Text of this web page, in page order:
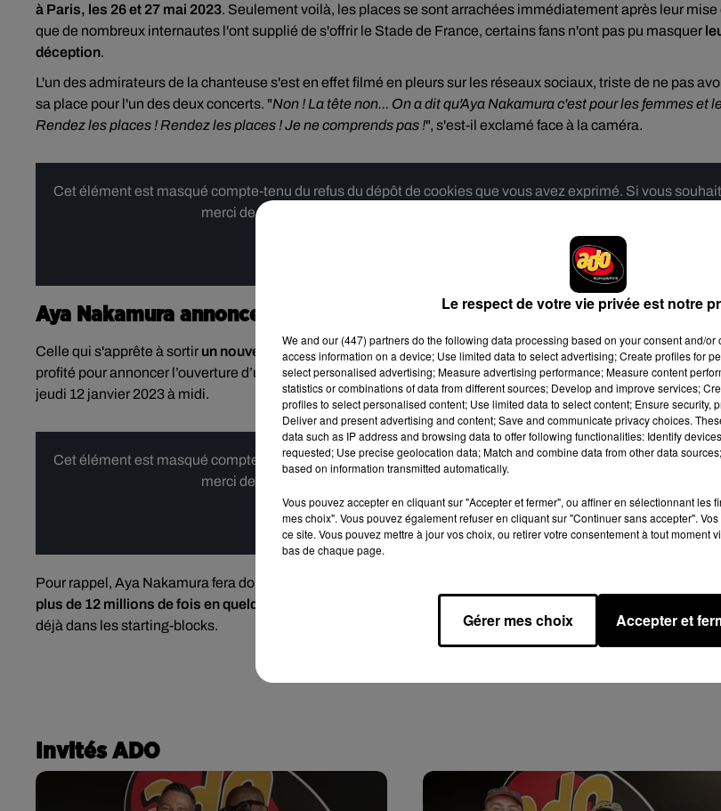
à Paris, les 26 et 27 mai 2023. Seulement voilà, les places se sont arrachées immédiatement après leur mise
que de nombreux internautes l'ont supplié de s'offrir le Stade de France, certains fans n'ont pas pu masquer
déception.
L'un des admirateurs de la chanteuse s'est en effet filmé en pleurs sur les réseaux sociaux, triste de ne pas
sa place pour l'un des deux concerts. "Non ! La tête non... On a dit qu'Aya Nakamura c'est pour les femmes et
Rendez les places ! Rendez les places ! Je ne comprends pas !", s'est-il exclamé face à la caméra.
Cet élément est masqué compte-tenu du refus du dépôt de cookies que vous avez exprimé. Si vous
merci de nous donner votre accord en cliquant sur le bouton ci-dessous.
Aya Nakamura annonce un troisième concert
Celle qui s'apprête à sortir un nouvel album baptiséDNK , le 27 janvier prochain, a reposté la vidéo de ce fan
profité pour annoncer l’ouverture d’une
troisième date à l'Accor Arenale dimanche 28 mai. La billetterie
jeudi 12 janvier 2023 à midi.
Cet élément est masqué compte-tenu du refus du dépôt de cookies que vous avez exprimé. Si vous
merci de nous donner votre accord en cliquant sur le bouton ci-dessous.
Afficher l'élément
Pour rappel, Aya Nakamura fera donc son grand retour deux ans et demi après la sortie d'
plus de 12 millions de fois en quelques jours sur Spotify
déjà dans les starting-blocks.
Invités ADO
Le respect de votre vie privée est notre
We and our (447) partnersdo the following data processing based on your consent and/or
access information on a device; Use limited data to select advertising; Create profiles for
select personalised advertising; Measure advertising performance; Measure content
statistics or combinations of data from different sources; Develop and improve services;
profiles to select personalised content; Use limited data to select content; Ensure security,
Deliver and present advertising and content; Save and communicate privacy choices.
data such as IP address and browsing data to offer following functionalities: Identify
requested; Use precise geolocation data; Match and combine data from other data
based on information transmitted automatically.
Vous pouvez accepter en cliquant sur "Accepter et fermer", ou affiner en sélectionnant les
mes choix". Vous pouvez également refuser en cliquant sur "Continuer sans accepter".
ce site. Vous pouvez mettre à jour vos choix, ou retirer votre consentement à tout moment
bas de chaque page.
Gérer mes choix Accepter et